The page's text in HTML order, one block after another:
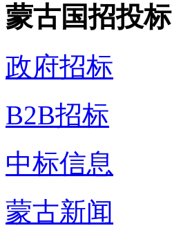
蒙古国招投标
政府招标
B2B招标
中标信息
蒙古新闻